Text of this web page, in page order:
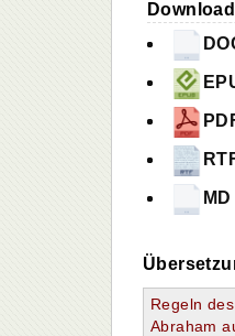
Download
Regeln
Abraham